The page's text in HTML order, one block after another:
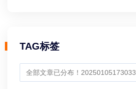
TAG标签
全部文章已分布！20250105173033